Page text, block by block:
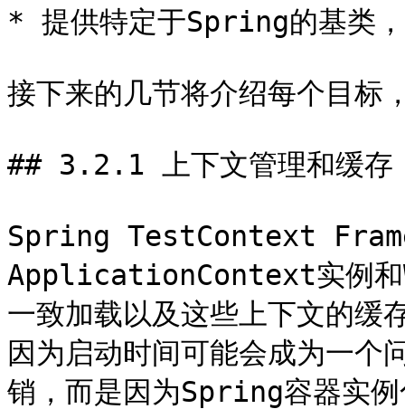
* 提供特定于Spring的基类，
接下来的几节将介绍每个目标
## 3.2.1 上下文管理和缓存
Spring TestContext
ApplicationContext实例
一致加载以及这些上下文的缓
因为启动时间可能会成为一
销，而是因为Spring容器实例